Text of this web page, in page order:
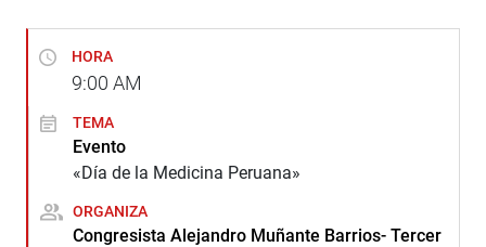
HORA
9:00 AM
TEMA
Evento
«Día de la Medicina Peruana»
ORGANIZA
Congresista Alejandro Muñante Barrios- Tercer